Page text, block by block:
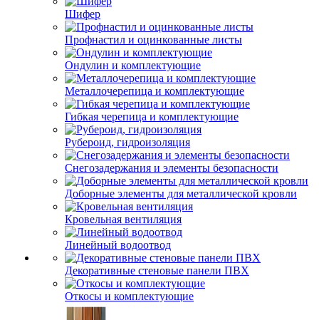
Шифер
Профнастил и оцинкованные листы
Ондулин и комплектующие
Металлочерепица и комплектующие
Гибкая черепица и комплектующие
Рубероид, гидроизоляция
Снегозадержания и элементы безопасности
Доборные элементы для металлической кровли
Кровельная вентиляция
Линейный водоотвод
Декоративные стеновые панели ПВХ
Откосы и комплектующие